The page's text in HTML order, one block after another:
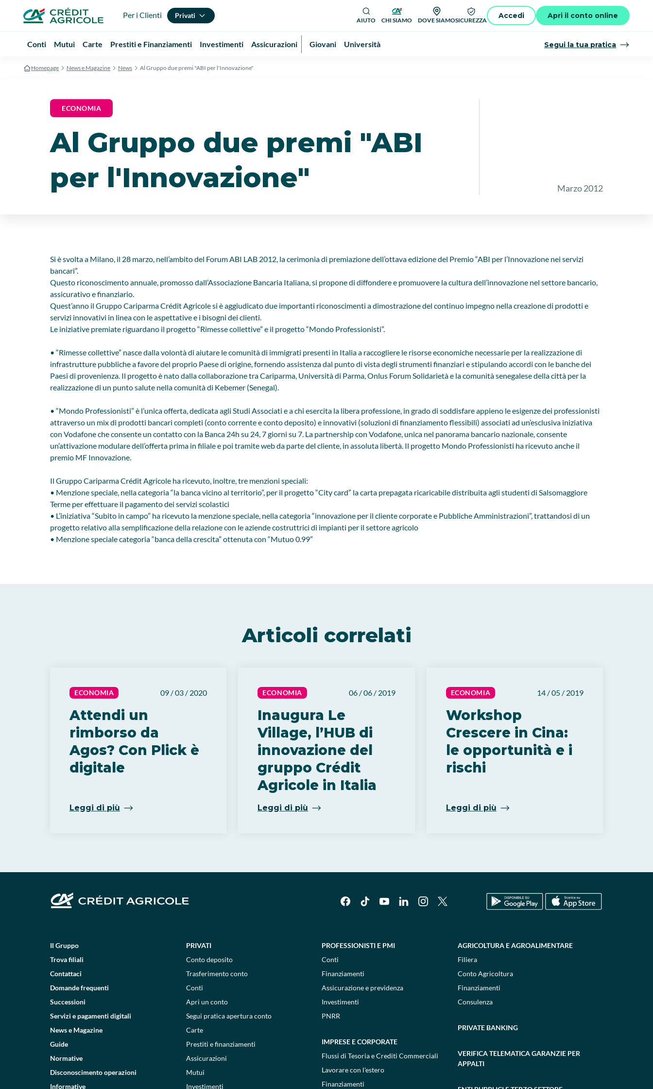
Per i Clienti Privati
AIUTO CHI SIAMO DOVE SIAMOSICUREZZA
Accedi Apri il conto online
Conti Mutui Carte Prestiti e Finanziamenti Investimenti Assicurazioni Giovani Università Segui la tua pratica
Homepage News e Magazine News Al Gruppo due premi "ABI per l'Innovazione"
ECONOMIA
Al Gruppo due premi "ABI
per l'Innovazione"
Marzo 2012
Si è svolta a Milano, il 28 marzo, nell’ambito del Forum ABI LAB 2012, la cerimonia di premiazione dell’ottava edizione del Premio “ABI per l’Innovazione nei servizi
bancari”.
Questo riconoscimento annuale, promosso dall’Associazione Bancaria Italiana, si propone di diffondere e promuovere la cultura dell’innovazione nel settore bancario,
assicurativo e finanziario.
Quest’anno il Gruppo Cariparma Crédit Agricole si è aggiudicato due importanti riconoscimenti a dimostrazione del continuo impegno nella creazione di prodotti e
servizi innovativi in linea con le aspettative e i bisogni dei clienti.
Le iniziative premiate riguardano il progetto “Rimesse collettive” e il progetto “Mondo Professionisti”.
• “Rimesse collettive” nasce dalla volontà di aiutare le comunità di immigrati presenti in Italia a raccogliere le risorse economiche necessarie per la realizzazione di
infrastrutture pubbliche a favore del proprio Paese di origine, fornendo assistenza dal punto di vista degli strumenti finanziari e stipulando accordi con le banche dei
Paesi di provenienza. Il progetto è nato dalla collaborazione tra Cariparma, Università di Parma, Onlus Forum Solidarietà e la comunità senegalese della città per la
realizzazione di un punto salute nella comunità di Kebemer (Senegal).
• “Mondo Professionisti” è l’unica offerta, dedicata agli Studi Associati e a chi esercita la libera professione, in grado di soddisfare appieno le esigenze dei professionisti
attraverso un mix di prodotti bancari completi (conto corrente e conto deposito) e innovativi (soluzioni di finanziamento flessibili) associati ad un’esclusiva iniziativa
con Vodafone che consente un contatto con la Banca 24h su 24, 7 giorni su 7. La partnership con Vodafone, unica nel panorama bancario nazionale, consente
un’attivazione modulare dell’offerta prima in filiale e poi tramite web da parte del cliente, in assoluta libertà. Il progetto Mondo Professionisti ha ricevuto anche il
premio MF Innovazione.
Il Gruppo Cariparma Crédit Agricole ha ricevuto, inoltre, tre menzioni speciali:
• Menzione speciale, nella categoria “la banca vicino al territorio”, per il progetto “City card” la carta prepagata ricaricabile distribuita agli studenti di Salsomaggiore
Terme per effettuare il pagamento dei servizi scolastici
• L’iniziativa “Subito in campo” ha ricevuto la menzione speciale, nella categoria “innovazione per il cliente corporate e Pubbliche Amministrazioni”, trattandosi di un
progetto relativo alla semplificazione della relazione con le aziende costruttrici di impianti per il settore agricolo
• Menzione speciale categoria “banca della crescita” ottenuta con “Mutuo 0.99”
Articoli correlati
ECONOMIA 09 / 03 / 2020
Attendi un
rimborso da
Agos? Con Plick è
digitale
Leggi di più
ECONOMIA 06 / 06 / 2019
Inaugura Le
Village, l’HUB di
innovazione del
gruppo Crédit
Agricole in Italia
Leggi di più
ECONOMIA 14 / 05 / 2019
Workshop
Crescere in Cina:
le opportunità e i
rischi
Leggi di più
Il Gruppo
Trova filiali
Contattaci
Domande frequenti
Successioni
Servizi e pagamenti digitali
News e Magazine
Guide
Normative
Disconoscimento operazioni
Informative
PRIVATI
Conto deposito
Trasferimento conto
Conti
Apri un conto
Segui pratica apertura conto
Carte
Prestiti e finanziamenti
Assicurazioni
Mutui
Investimenti
PROFESSIONISTI E PMI
Conti
Finanziamenti
Assicurazione e previdenza
Investimenti
PNRR
IMPRESE E CORPORATE
Flussi di Tesoria e Crediti Commerciali
Lavorare con l'estero
Finanziamenti
AGRICOLTURA E AGROALIMENTARE
Filiera
Conto Agricoltura
Finanziamenti
Consulenza
PRIVATE BANKING
VERIFICA TELEMATICA GARANZIE PER
APPALTI